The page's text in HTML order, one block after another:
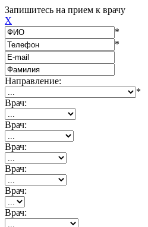
Запишитесь на прием к врачу
X
*
*
Направление:
*
Врач:
Врач:
Врач:
Врач:
Врач:
Врач: